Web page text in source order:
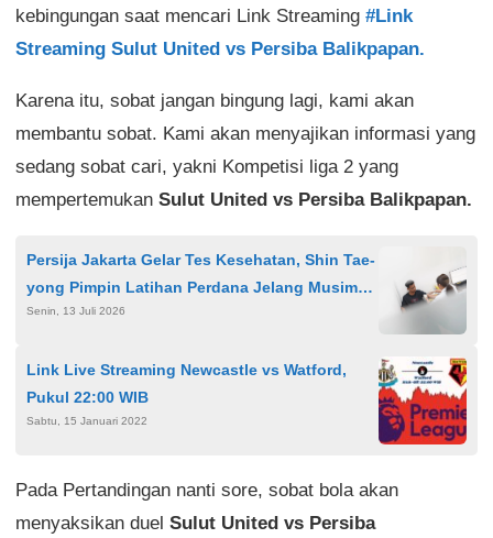
kebingungan saat mencari Link Streaming #Link
Streaming Sulut United vs Persiba Balikpapan.
Karena itu, sobat jangan bingung lagi, kami akan
membantu sobat. Kami akan menyajikan informasi yang
sedang sobat cari, yakni Kompetisi liga 2 yang
mempertemukan Sulut United vs Persiba Balikpapan.
Persija Jakarta Gelar Tes Kesehatan, Shin Tae-
yong Pimpin Latihan Perdana Jelang Musim
2026/27
Senin, 13 Juli 2026
Link Live Streaming Newcastle vs Watford,
Pukul 22:00 WIB
Sabtu, 15 Januari 2022
Pada Pertandingan nanti sore, sobat bola akan
menyaksikan duel Sulut United vs Persiba